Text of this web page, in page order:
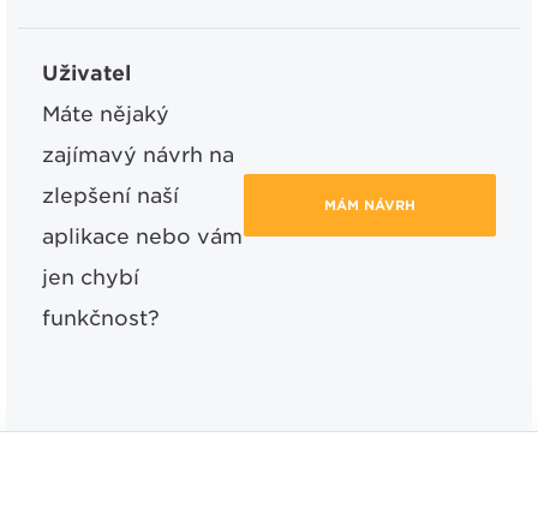
Uživatel
Máte nějaký
zajímavý návrh na
zlepšení naší
aplikace nebo vám
jen chybí
funkčnost?
MÁM NÁVRH